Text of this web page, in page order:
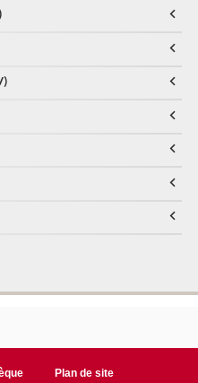
Plan de site